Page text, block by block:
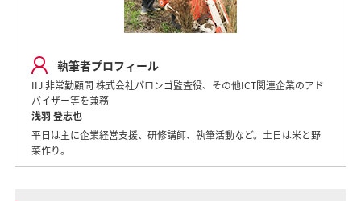
執筆者プロフィール
IIJ 非常勤顧問 株式会社パロンゴ監査役、その他ICT関連企業のアド
バイザー等を兼務
浅羽 登志也
平日は主に企業経営支援、研修講師、執筆活動など。土日は米と野
菜作り。